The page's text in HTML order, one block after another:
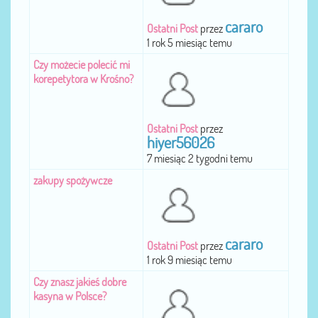
Ostatni Post przez cararo
1 rok 5 miesiąc temu
Czy możecie polecić mi
korepetytora w Krośno?
Ostatni Post przez
hiyer56026
7 miesiąc 2 tygodni temu
zakupy spożywcze
Ostatni Post przez cararo
1 rok 9 miesiąc temu
Czy znasz jakieś dobre
kasyna w Polsce?